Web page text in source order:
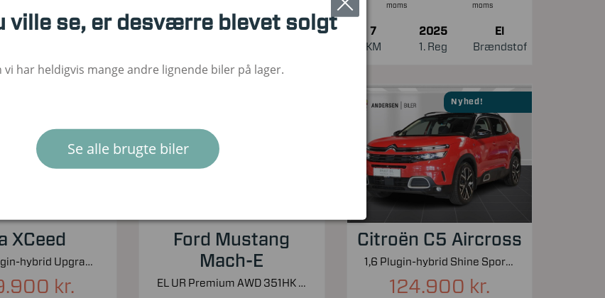
2023
El
30.000
2023
El
moms
moms
7
KM
2025
1. Reg
El
Brændstof
XCeed
1,6 GDI Plugin-hybrid Upgrade m/Plus DCT 141HK 5d 6g Aut.
kr.
Ford Mustang
Mach-E
EL UR Premium AWD 351HK 5d Aut.
Nyhed!
Citroën C5 Aircross
1,6 Plugin-hybrid Shine Sport EAT8 225HK 5d 8g Aut.
124.900 kr.
ville se, er desværre blevet solgt
vi har heldigvis mange andre lignende biler på lager.
Se alle brugte biler